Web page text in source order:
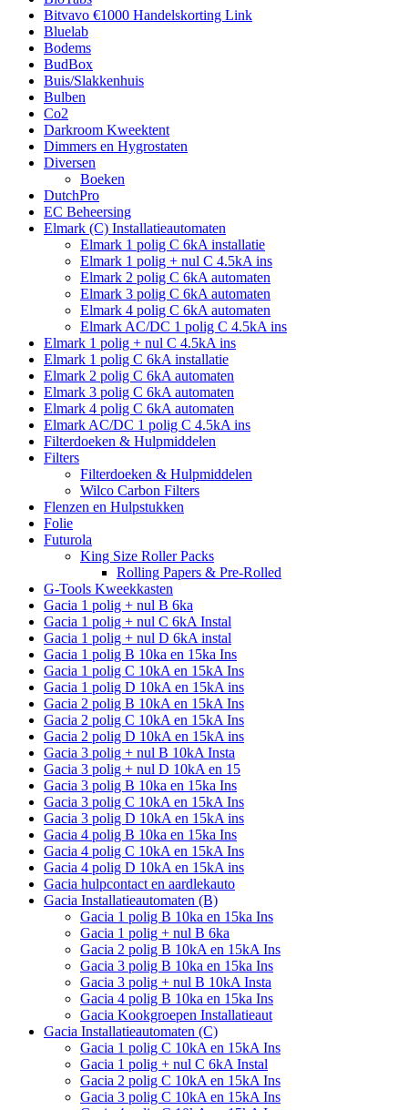
Bitvavo €1000 Handelskorting Link
Bluelab
Bodems
BudBox
Buis/Slakkenhuis
Bulben
Co2
Darkroom Kweektent
Dimmers en Hygrostaten
Diversen
Boeken
DutchPro
EC Beheersing
Elmark (C) Installatieautomaten
Elmark 1 polig C 6kA installatie
Elmark 1 polig + nul C 4.5kA ins
Elmark 2 polig C 6kA automaten
Elmark 3 polig C 6kA automaten
Elmark 4 polig C 6kA automaten
Elmark AC/DC 1 polig C 4.5kA ins
Elmark 1 polig + nul C 4.5kA ins
Elmark 1 polig C 6kA installatie
Elmark 2 polig C 6kA automaten
Elmark 3 polig C 6kA automaten
Elmark 4 polig C 6kA automaten
Elmark AC/DC 1 polig C 4.5kA ins
Filterdoeken & Hulpmiddelen
Filters
Filterdoeken & Hulpmiddelen
Wilco Carbon Filters
Flenzen en Hulpstukken
Folie
Futurola
King Size Roller Packs
Rolling Papers & Pre-Rolled
G-Tools Kweekkasten
Gacia 1 polig + nul B 6ka
Gacia 1 polig + nul C 6kA Instal
Gacia 1 polig + nul D 6kA instal
Gacia 1 polig B 10ka en 15ka Ins
Gacia 1 polig C 10kA en 15kA Ins
Gacia 1 polig D 10kA en 15kA ins
Gacia 2 polig B 10kA en 15kA Ins
Gacia 2 polig C 10kA en 15kA Ins
Gacia 2 polig D 10kA en 15kA ins
Gacia 3 polig + nul B 10kA Insta
Gacia 3 polig + nul D 10kA en 15
Gacia 3 polig B 10ka en 15ka Ins
Gacia 3 polig C 10kA en 15kA Ins
Gacia 3 polig D 10kA en 15kA ins
Gacia 4 polig B 10ka en 15ka Ins
Gacia 4 polig C 10kA en 15kA Ins
Gacia 4 polig D 10kA en 15kA ins
Gacia hulpcontact en aardlekauto
Gacia Installatieautomaten (B)
Gacia 1 polig B 10ka en 15ka Ins
Gacia 1 polig + nul B 6ka
Gacia 2 polig B 10kA en 15kA Ins
Gacia 3 polig B 10ka en 15ka Ins
Gacia 3 polig + nul B 10kA Insta
Gacia 4 polig B 10ka en 15ka Ins
Gacia Kookgroepen Installatieaut
Gacia Installatieautomaten (C)
Gacia 1 polig C 10kA en 15kA Ins
Gacia 1 polig + nul C 6kA Instal
Gacia 2 polig C 10kA en 15kA Ins
Gacia 3 polig C 10kA en 15kA Ins